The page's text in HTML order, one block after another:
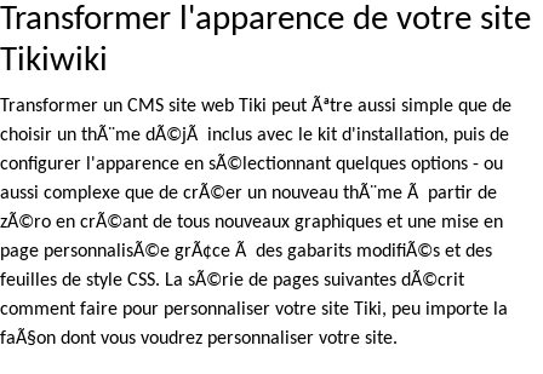
Transformer l'apparence de votre site
Tikiwiki
Transformer un CMS site web Tiki peut Ãªtre aussi simple que de
choisir un thÃ¨me dÃ©jÃ inclus avec le kit d'installation, puis de
configurer l'apparence en sÃ©lectionnant quelques options - ou
aussi complexe que de crÃ©er un nouveau thÃ¨me Ã partir de
zÃ©ro en crÃ©ant de tous nouveaux graphiques et une mise en
page personnalisÃ©e grÃ¢ce Ã des gabarits modifiÃ©s et des
feuilles de style CSS. La sÃ©rie de pages suivantes dÃ©crit
comment faire pour personnaliser votre site Tiki, peu importe la
faÃ§on dont vous voudrez personnaliser votre site.